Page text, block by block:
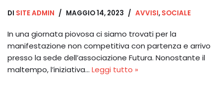
DI SITE ADMIN MAGGIO 14, 2023 AVVISI, SOCIALE
In una giornata piovosa ci siamo trovati per la
manifestazione non competitiva con partenza e arrivo
presso la sede dell’associazione Futura. Nonostante il
maltempo, l’iniziativa… Leggi tutto »